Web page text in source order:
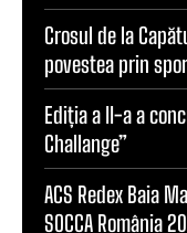
Crosul de la
povestea prin
Ediția a II-a a
Challange”
ACS Redex Baia
SOCCA România